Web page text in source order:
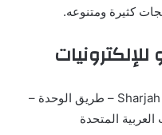
كثيرة ومتنوعه.
عنوان المحل : Sharjah City Center – طريق الوحدة –
العربية المتحدة